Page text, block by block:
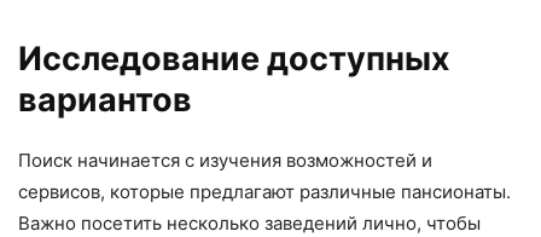
Исследование доступных
вариантов
Поиск начинается с изучения возможностей и
сервисов, которые предлагают различные пансионаты.
Важно посетить несколько заведений лично, чтобы